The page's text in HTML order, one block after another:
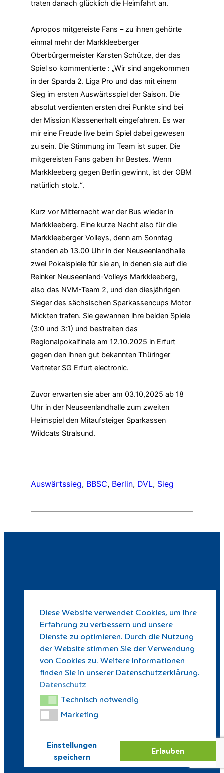
traten danach glücklich die Heimfahrt an.
Apropos mitgereiste Fans – zu ihnen gehörte
einmal mehr der Markkleeberger
Oberbürgermeister Karsten Schütze, der das
Spiel so kommentierte : „Wir sind angekommen
in der Sparda 2. Liga Pro und das mit einem
Sieg im ersten Auswärtsspiel der Saison. Die
absolut verdienten ersten drei Punkte sind bei
der Mission Klassenerhalt eingefahren. Es war
mir eine Freude live beim Spiel dabei gewesen
zu sein. Die Stimmung im Team ist super. Die
mitgereisten Fans gaben ihr Bestes. Wenn
Markkleeberg gegen Berlin gewinnt, ist der OBM
natürlich stolz.“.
Kurz vor Mitternacht war der Bus wieder in
Markkleeberg. Eine kurze Nacht also für die
Markkleeberger Volleys, denn am Sonntag
standen ab 13.00 Uhr in der Neuseenlandhalle
zwei Pokalspiele für sie an, in denen sie auf die
Reinker Neuseenland-Volleys Markkleeberg,
also das NVM-Team 2, und den diesjährigen
Sieger des sächsischen Sparkassencups Motor
Mickten trafen. Sie gewannen ihre beiden Spiele
(3:0 und 3:1) und bestreiten das
Regionalpokalfinale am 12.10.2025 in Erfurt
gegen den ihnen gut bekannten Thüringer
Vertreter SG Erfurt electronic.
Zuvor erwarten sie aber am 03.10,2025 ab 18
Uhr in der Neuseenlandhalle zum zweiten
Heimspiel den Mitaufsteiger Sparkassen
Wildcats Stralsund.
Auswärtssieg, BBSC, Berlin, DVL, Sieg
Diese Website verwendet Cookies, um Ihre
Erfahrung zu verbessern und unsere
Dienste zu optimieren. Durch die Nutzung
der Website stimmen Sie der Verwendung
von Cookies zu. Weitere Informationen
finden Sie in unserer Datenschutzerklärung.
Datenschutz
Technisch notwendig
Technisch notwendig
MarketingMarketing
Einstellungen
speichern
Erlauben